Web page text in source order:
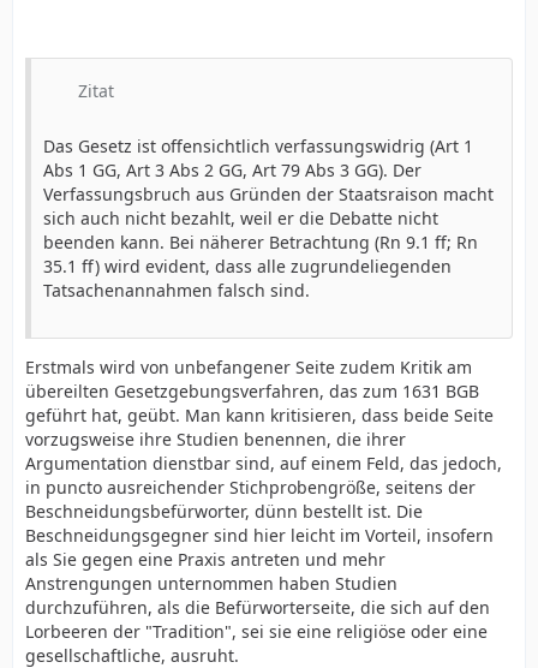
Zitat
Das Gesetz ist offensichtlich verfassungswidrig (Art 1
Abs 1 GG, Art 3 Abs 2 GG, Art 79 Abs 3 GG). Der
Verfassungsbruch aus Gründen der Staatsraison macht
sich auch nicht bezahlt, weil er die Debatte nicht
beenden kann. Bei näherer Betrachtung (Rn 9.1 ff; Rn
35.1 ff) wird evident, dass alle zugrundeliegenden
Tatsachenannahmen falsch sind.
Erstmals wird von unbefangener Seite zudem Kritik am
übereilten Gesetzgebungsverfahren, das zum 1631 BGB
geführt hat, geübt. Man kann kritisieren, dass beide Seite
vorzugsweise ihre Studien benennen, die ihrer
Argumentation dienstbar sind, auf einem Feld, das jedoch,
in puncto ausreichender Stichprobengröße, seitens der
Beschneidungsbefürworter, dünn bestellt ist. Die
Beschneidungsgegner sind hier leicht im Vorteil, insofern
als Sie gegen eine Praxis antreten und mehr
Anstrengungen unternommen haben Studien
durchzuführen, als die Befürworterseite, die sich auf den
Lorbeeren der "Tradition", sei sie eine religiöse oder eine
gesellschaftliche, ausruht.